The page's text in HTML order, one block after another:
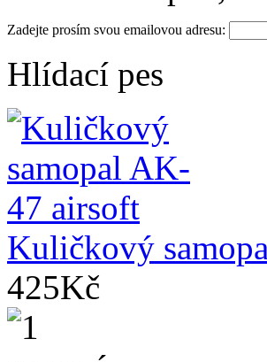
Zadejte prosím svou emailovou adresu:
Hlídací pes
Kuličkový
425Kč